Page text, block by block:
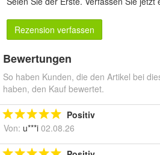
Rezension verfassen
Bewertungen
So haben Kunden, die den Artikel bei
haben, den Kauf bewertet.
Positiv
Von: u***i 02.08.26